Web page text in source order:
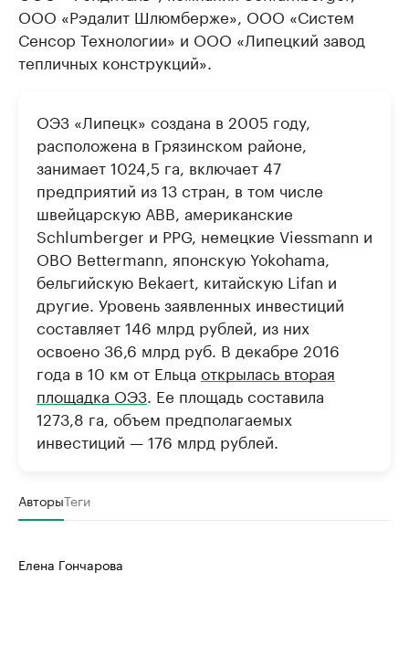
ООО «Рэдалит Шлюмберже», ООО «Систем
Сенсор Технологии» и ООО «Липецкий завод
тепличных конструкций».
ОЭЗ «Липецк» создана в 2005 году,
расположена в Грязинском районе,
занимает 1024,5 га, включает 47
предприятий из 13 стран, в том числе
швейцарскую АВВ, американские
Schlumberger и PPG, немецкие Viessmann и
OBO Вettermann, японскую Yokohama,
бельгийскую Bekaert, китайскую Lifan и
другие. Уровень заявленных инвестиций
составляет 146 млрд рублей, из них
освоено 36,6 млрд руб. В декабре 2016
года в 10 км от Ельца открылась вторая
площадка ОЭЗ. Ее площадь составила
1273,8 га, объем предполагаемых
инвестиций — 176 млрд рублей.
АвторыТеги
Елена Гончарова